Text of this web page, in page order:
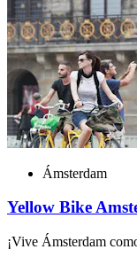
Ámsterdam
Yellow Bike
¡Vive Ámsterdam